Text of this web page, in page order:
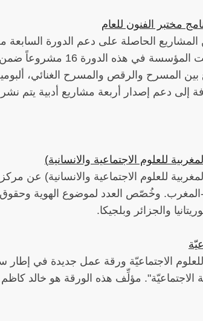
مختبر الفنون للعام
الحاصلة على دعم الدورة السابعة
الفنون بالتعاون مع معهد غوته. حيث
بين المسرح والرقص والمسرح الغنائي،
إلى دعم إصدار أربعة مشاريع أدبية يتم
للعلوم الاجتماعية والانسانية
للعلوم الاجتماعية والانسانية) عن
وخُصّص العدد لموضوع الهوية وحقوق
والجزائر وبلجيكا.
الاجتماعيّة ورقة عمل جديدة في إطار
الاجتماعيّة". مؤلِّف هذه الورقة هو خالد